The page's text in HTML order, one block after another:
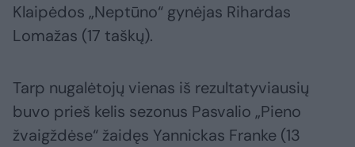
Klaipėdos „Neptūno“ gynėjas Rihardas
Lomažas (17 taškų).
Tarp nugalėtojų vienas iš rezultatyviausių
buvo prieš kelis sezonus Pasvalio „Pieno
žvaigždėse“ žaidęs Yannickas Franke (13